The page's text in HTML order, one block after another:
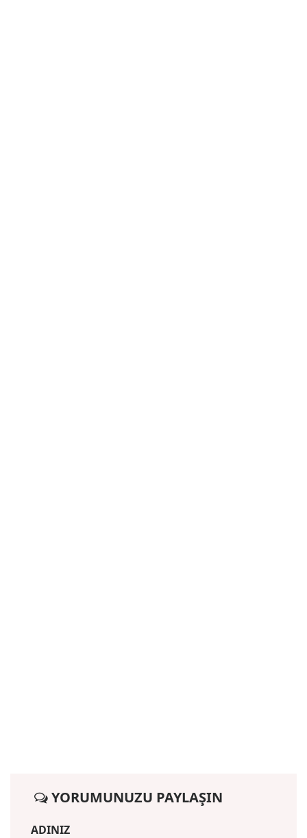
YORUMUNUZU PAYLAŞIN
ADINIZ